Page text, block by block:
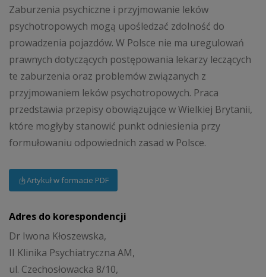
Zaburzenia psychiczne i przyjmowanie leków
psychotropowych mogą upośledzać zdolność do
prowadzenia pojazdów. W Polsce nie ma uregulowań
prawnych dotyczących postępowania lekarzy leczących
te zaburzenia oraz problemów związanych z
przyjmowaniem leków psychotropowych. Praca
przedstawia przepisy obowiązujące w Wielkiej Brytanii,
które mogłyby stanowić punkt odniesienia przy
formułowaniu odpowiednich zasad w Polsce.
Artykuł w formacie PDF
Adres do korespondencji
Dr Iwona Kłoszewska,
II Klinika Psychiatryczna AM,
ul. Czechosłowacka 8/10,